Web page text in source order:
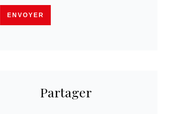
ENVOYER
Partager